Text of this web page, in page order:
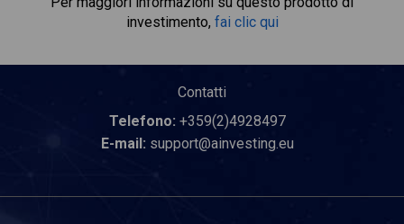
investimento, fai clic qui
Contatti
Telefono: +359(2)4928497
E-mail: support@ainvesting.eu